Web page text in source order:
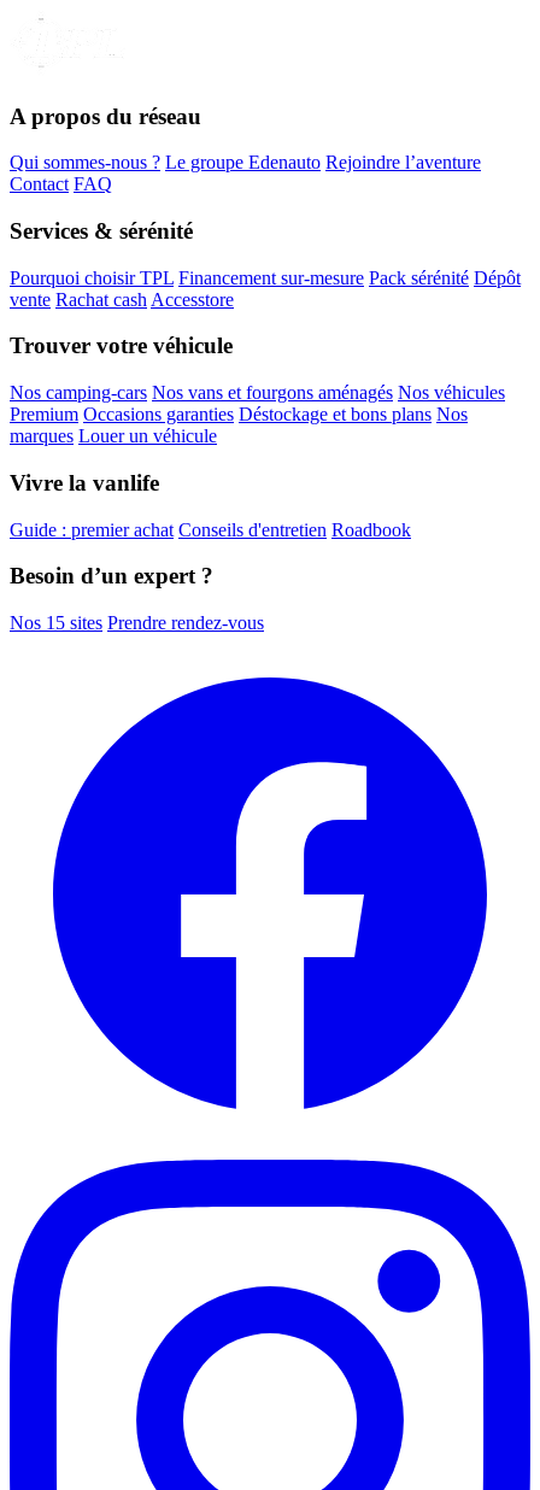
A propos du réseau
Qui sommes-nous ? Le groupe Edenauto Rejoindre l’aventure
Contact FAQ
Services & sérénité
Pourquoi choisir TPL Financement sur-mesure Pack sérénité Dépôt
vente Rachat cash Accesstore
Trouver votre véhicule
Nos camping-cars Nos vans et fourgons aménagés Nos véhicules
Premium Occasions garanties Déstockage et bons plans Nos
marques Louer un véhicule
Vivre la vanlife
Guide : premier achat Conseils d'entretien Roadbook
Besoin d’un expert ?
Nos 15 sites Prendre rendez-vous